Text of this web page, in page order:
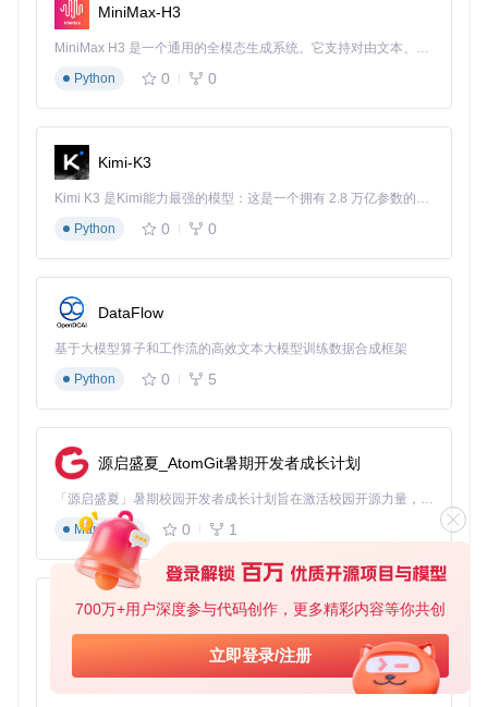
700万+用户深度参与代码创作，更多精彩内容等你共创
立即登录/注册
包括ROS、PCL和Eigen库。对于 Livox LiDAR 用户，需要额
外安装和源码化
中找到。
-IMU融合定位提供了新的可能性。无论是在自动驾驶、机器人
导航还是无人机飞行控制等领域，它都是一个值得信赖的工
具。立即尝试这个开源项目，开启你的精准定位之旅吧！
MiniMax-H3
MiniMax H3 是一个通用的全模态生成系统。它支持对由文本、图像、视频和音频组成的多模态上下文进行统一理解，并能生成分辨率高达 2K、时长可达 15 秒的带原生立体声音频的视频。得益于面向任务泛化的系统设计，H3 在预训练阶段就已具备广泛的多模态上下文理解与生成能力，能够出色地执行复杂的多模态指令。
Python
0 0
Kimi-K3
Kimi K3 是Kimi能力最强的模型：这是一个拥有 2.8 万亿参数的混合专家（MoE）模型，具备原生视觉理解能力，并支持 100 万 token 的上下文窗口。
Python
0 0
DataFlow
基于大模型算子和工作流的高效文本大模型训练数据合成框架
Python
0 5
源启盛夏_AtomGit暑期开发者成长计划
「源启盛夏」暑期校园开发者成长计划旨在激活校园开源力量，通过积分激励、认证扶持、资源倾斜等形式，引导高校组织和开发者完成「入驻 — 建项目 — 做贡献 — 获认证 — 得资源」的完整闭环。无论你是想带领社团入驻平台的组织者，还是希望用代码贡献证明自己的开发者，都能在这里找到属于你的成长路径。
Markdown
0 1
py-xiaozhi
基于Python的Xiaozhi AI，适用于想要完整Xiaozhi体验而无需拥有专用硬件的用户。
Python
0 1